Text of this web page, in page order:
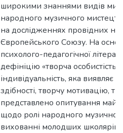
широкими знаннями видів
народного музичного
на дослідженнях провідних
Європейського Союзу. На
психолого-педагогічної
дефініцію «творча
індивідуальність, яка виявляє
здібності, творчу мотивацію,
представлено опитування
щодо ролі народного
вихованні молодших школярів.